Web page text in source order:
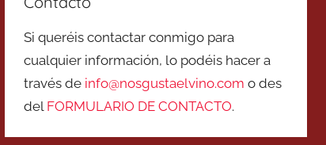
Si queréis contactar conmigo para
cualquier información, lo podéis hacer a
través de info@nosgustaelvino.com o des
del FORMULARIO DE CONTACTO.